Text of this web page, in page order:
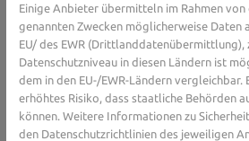
Auch bekannt als
des Sonnenvitamins direkt auf die
aus. Wer in den Wintermonaten
auftretenden oder verstärkten
Depressionen oder
in Betracht ziehen, dass ein
Haarausfall oder Hautprobleme:
Einige Anbieter übermitteln im Rahmen
genannten Zwecken möglicherweise Daten
EU/ des EWR (Drittlanddatenübermittlung),
Datenschutzniveau in diesen Ländern ist
dem in den EU-/EWR-Ländern vergleichbar.
erhöhtes Risiko, dass staatliche Behörden
können. Weitere Informationen zu
den Datenschutzrichtlinien des jeweiligen